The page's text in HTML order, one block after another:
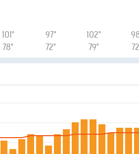
101°
78°
97°
72°
102°
79°